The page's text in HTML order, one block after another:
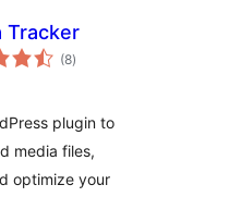
Tracker
(8གདེང་
འཇོག་
)
plugin to
media files,
optimize your